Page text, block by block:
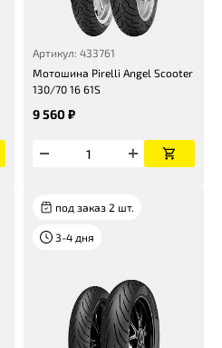
Артикул: 433761
Мотошина Pirelli Angel Scooter
130/70 16 61S
9 560 ₽
под заказ 2 шт.
3-4 дня